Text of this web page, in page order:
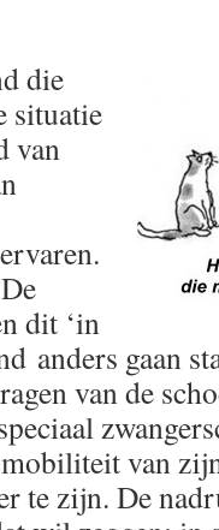
die
situatie
van
dit ‘in
anders gaan
van de
van
te zijn. De